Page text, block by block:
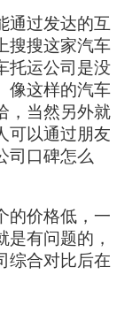
通过发达的互
搜搜这家汽车
托运公司是没
像这样的汽车
，当然另外就
可以通过朋友
司口碑怎么
的价格低，一
有问题的，
综合对比后在